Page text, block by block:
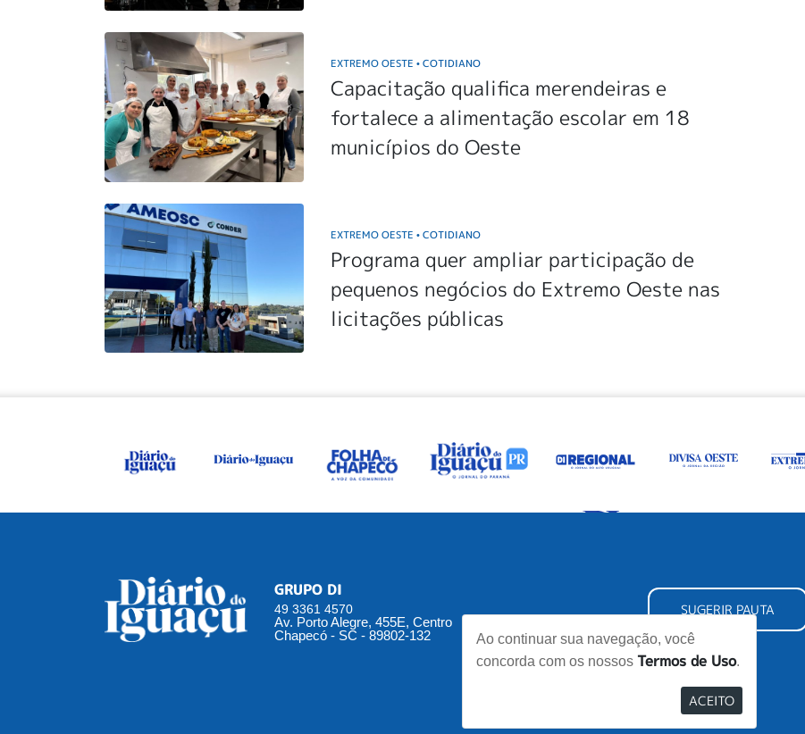
Ao continuar sua navegação, você
concorda com os nossos Termos de Uso.
ACEITO
EXTREMO OESTE• COTIDIANO
Capacitação qualifica merendeiras e
fortalece a alimentação escolar em 18
municípios do Oeste
EXTREMO OESTE• COTIDIANO
Programa quer ampliar participação de
pequenos negócios do Extremo Oeste nas
licitações públicas
GRUPO DI
49 3361 4570
Av. Porto Alegre, 455E, Centro
Chapecó - SC - 89802-132
SUGERIR PAUTA